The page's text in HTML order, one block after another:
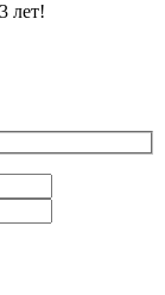
лет!